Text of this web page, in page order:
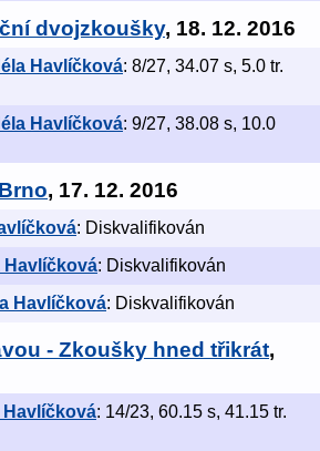
dvojzkoušky, 18. 12. 2016
Havlíčková: 8/27, 34.07 s, 5.0 tr.
Havlíčková: 9/27, 38.08 s, 10.0
, 17. 12. 2016
: Diskvalifikován
Havlíčková: Diskvalifikován
Havlíčková: Diskvalifikován
- Zkoušky hned třikrát,
Havlíčková: 14/23, 60.15 s, 41.15 tr.